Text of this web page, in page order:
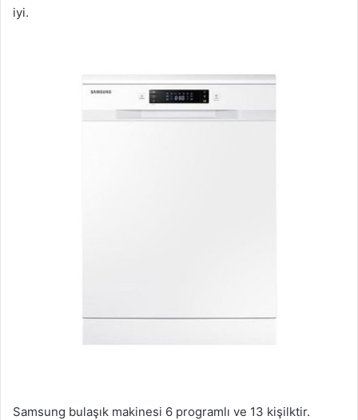
iyi.
Samsung bulaşık makinesi 6 programlı ve 13 kişilktir.